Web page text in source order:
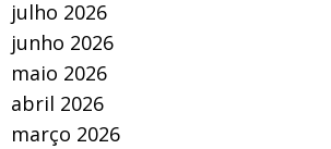
julho 2026
junho 2026
maio 2026
abril 2026
março 2026